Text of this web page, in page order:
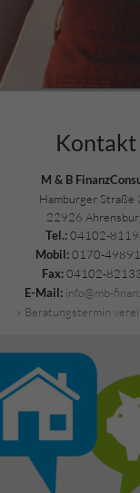
Kontakt
M & B
Hamburger Straße
22926
Tel.:04102-
Mobil: 0170-
Fax:04102-
E-Mail: info@mb-
» Beratungstermin